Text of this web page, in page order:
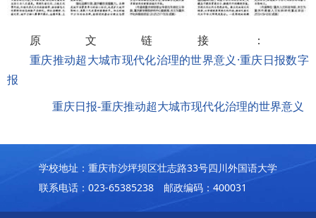
原文链接：
重庆推动超大城市现代化治理的世界意义·重庆日报数字
报
重庆日报-重庆推动超大城市现代化治理的世界意义
学校地址：重庆市沙坪坝区壮志路33号四川外国语大学
联系电话：023-65385238 邮政编码：400031